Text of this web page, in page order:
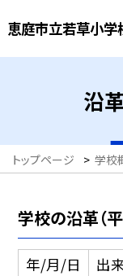
恵庭市立若草小学
沿
トップページ > 学校
学校の沿革（
年/月/日
出